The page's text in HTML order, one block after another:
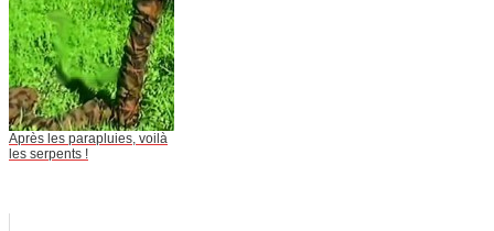
Après les parapluies, voilà
les serpents !